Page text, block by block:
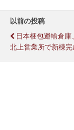
以前の投稿
日本梱包運輸倉庫
北上営業所で新棟